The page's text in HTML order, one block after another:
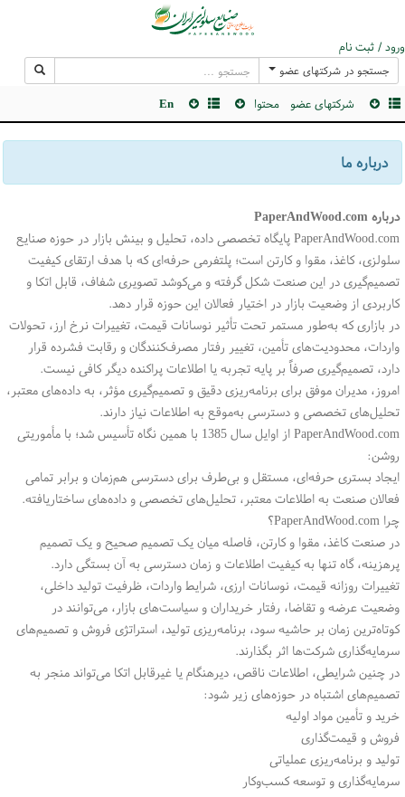
ورود / ثبت نام
جستجو در شرکتهای عضو
شرکتهای عضو محتوا En
درباره ما
درباره PaperAndWood.com
PaperAndWood.com پایگاه تخصصی داده، تحلیل و بینش بازار در حوزه صنایع
سلولزی، کاغذ، مقوا و کارتن است؛ پلتفرمی حرفه‌ای که با هدف ارتقای کیفیت
تصمیم‌گیری در این صنعت شکل گرفته و می‌کوشد تصویری شفاف، قابل اتکا و
کاربردی از وضعیت بازار در اختیار فعالان این حوزه قرار دهد.
در بازاری که به‌طور مستمر تحت تأثیر نوسانات قیمت، تغییرات نرخ ارز، تحولات
واردات، محدودیت‌های تأمین، تغییر رفتار مصرف‌کنندگان و رقابت فشرده قرار
دارد، تصمیم‌گیری صرفاً بر پایه تجربه یا اطلاعات پراکنده دیگر کافی نیست.
امروز، مدیران موفق برای برنامه‌ریزی دقیق و تصمیم‌گیری مؤثر، به داده‌های معتبر،
تحلیل‌های تخصصی و دسترسی به‌موقع به اطلاعات نیاز دارند.
PaperAndWood.com از اوایل سال 1385 با همین نگاه تأسیس شد؛ با مأموریتی
روشن:
ایجاد بستری حرفه‌ای، مستقل و بی‌طرف برای دسترسی هم‌زمان و برابر تمامی
فعالان صنعت به اطلاعات معتبر، تحلیل‌های تخصصی و داده‌های ساختاریافته.
چرا PaperAndWood.com؟
در صنعت کاغذ، مقوا و کارتن، فاصله میان یک تصمیم صحیح و یک تصمیم
پرهزینه، گاه تنها به کیفیت اطلاعات و زمان دسترسی به آن بستگی دارد.
تغییرات روزانه قیمت، نوسانات ارزی، شرایط واردات، ظرفیت تولید داخلی،
وضعیت عرضه و تقاضا، رفتار خریداران و سیاست‌های بازار، می‌توانند در
کوتاه‌ترین زمان بر حاشیه سود، برنامه‌ریزی تولید، استراتژی فروش و تصمیم‌های
سرمایه‌گذاری شرکت‌ها اثر بگذارند.
در چنین شرایطی، اطلاعات ناقص، دیرهنگام یا غیرقابل اتکا می‌تواند منجر به
تصمیم‌های اشتباه در حوزه‌های زیر شود:
خرید و تأمین مواد اولیه
فروش و قیمت‌گذاری
تولید و برنامه‌ریزی عملیاتی
سرمایه‌گذاری و توسعه کسب‌وکار